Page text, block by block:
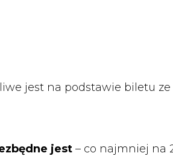
jest na podstawie biletu
jest– co najmniej na